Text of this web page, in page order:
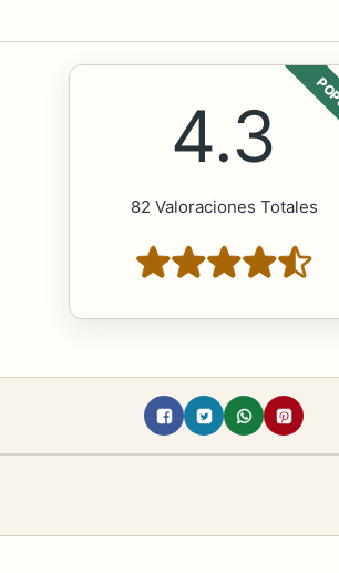
4.3
82 Valoraciones Totales